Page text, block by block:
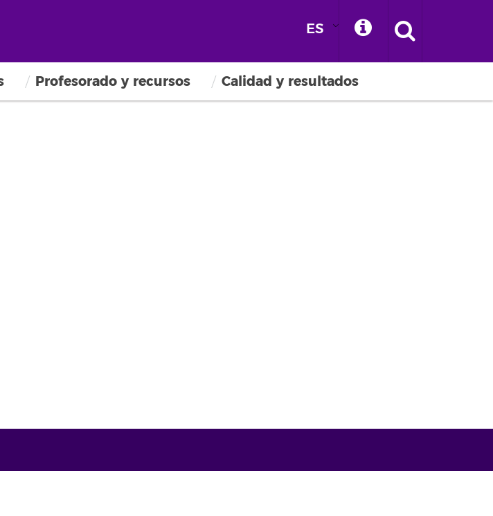
ES
Profesorado y recursos Calidad y resultados